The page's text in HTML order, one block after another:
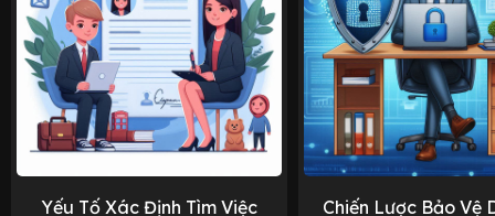
Yếu Tố Xác Định Tìm Việc Chiến Lược Bảo Vệ